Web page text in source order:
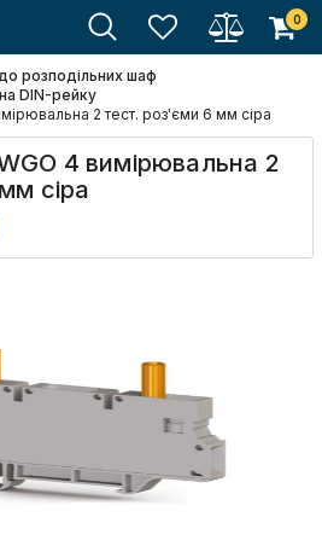
0
розподільних шаф
на DIN-рейку
2 тест. роз'єми 6 мм сіра
4 вимірювальна 2
сіра